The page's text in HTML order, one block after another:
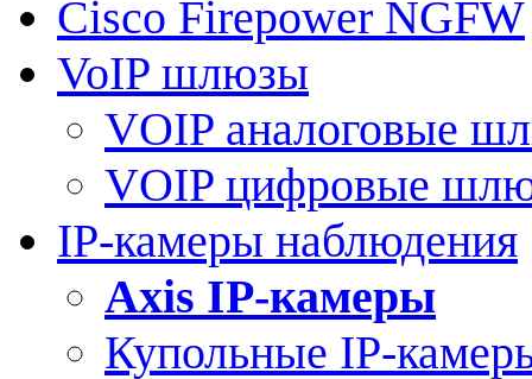
Cisco Firepower NGFW
VoIP шлюзы
VOIP аналоговые
VOIP цифровые
IP-камеры наблюдения
Axis IP-камеры
Купольные IP-